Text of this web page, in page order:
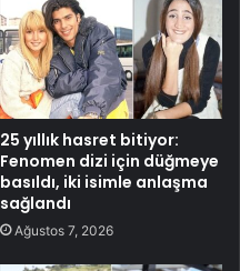
25 yıllık hasret bitiyor:
Fenomen dizi için düğmeye
basıldı, iki isimle anlaşma
sağlandı
Ağustos 7, 2026